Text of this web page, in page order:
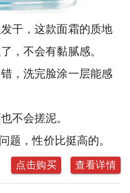
干，这款面霜的质地
，不会有黏腻感。
，洗完脸涂一层能感
不会搓泥。
题，性价比挺高的。
点击购买 查看详情